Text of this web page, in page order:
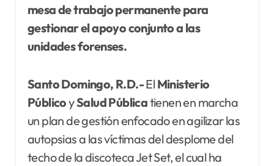
mesa de trabajo permanente para
gestionar el apoyo conjunto a las
unidades forenses.
Santo Domingo, R.D.-El Ministerio
PúblicoySalud Públicatienen en marcha
un plan de gestión enfocado en agilizar las
autopsias a las víctimas del desplome del
techo de la discoteca Jet Set, el cual ha